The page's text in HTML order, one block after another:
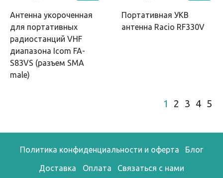
Антенна укороченная
для портативных
радиостанций VHF
диапазона Icom FA-
S83VS (разъем SMA
male)
Портативная УКВ
антенна Racio RF330V
1 2 3 4 5
Политика конфиденциальности и оферта Блог
Доставка Оплата Связаться с нами